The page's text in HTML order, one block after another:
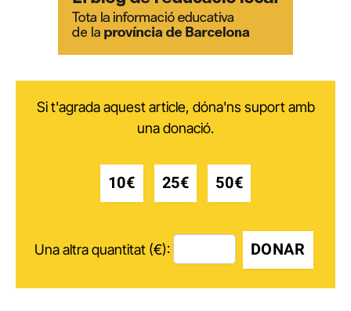
Si t'agrada aquest article, dóna'ns suport amb
una donació.
10€ 25€ 50€
Una altra quantitat (€): DONAR